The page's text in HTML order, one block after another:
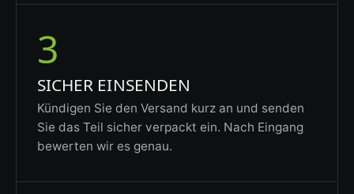
3
SICHER EINSENDEN
Kündigen Sie den Versand kurz an und senden
Sie das Teil sicher verpackt ein. Nach Eingang
bewerten wir es genau.